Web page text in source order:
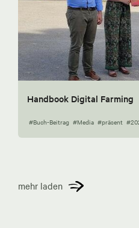
Handbook Digital Farming
#Buch-Beitrag #Media #präsent
mehr laden